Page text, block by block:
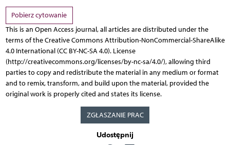
Pobierz cytowanie
This is an Open Access journal, all articles are distributed under the
terms of the Creative Commons Attribution-NonCommercial-ShareAlike
4.0 International (CC BY-NC-SA 4.0). License
(http://creativecommons.org/licenses/by-nc-sa/4.0/), allowing third
parties to copy and redistribute the material in any medium or format
and to remix, transform, and build upon the material, provided the
original work is properly cited and states its license.
ZGŁASZANIE PRAC
Udostępnij